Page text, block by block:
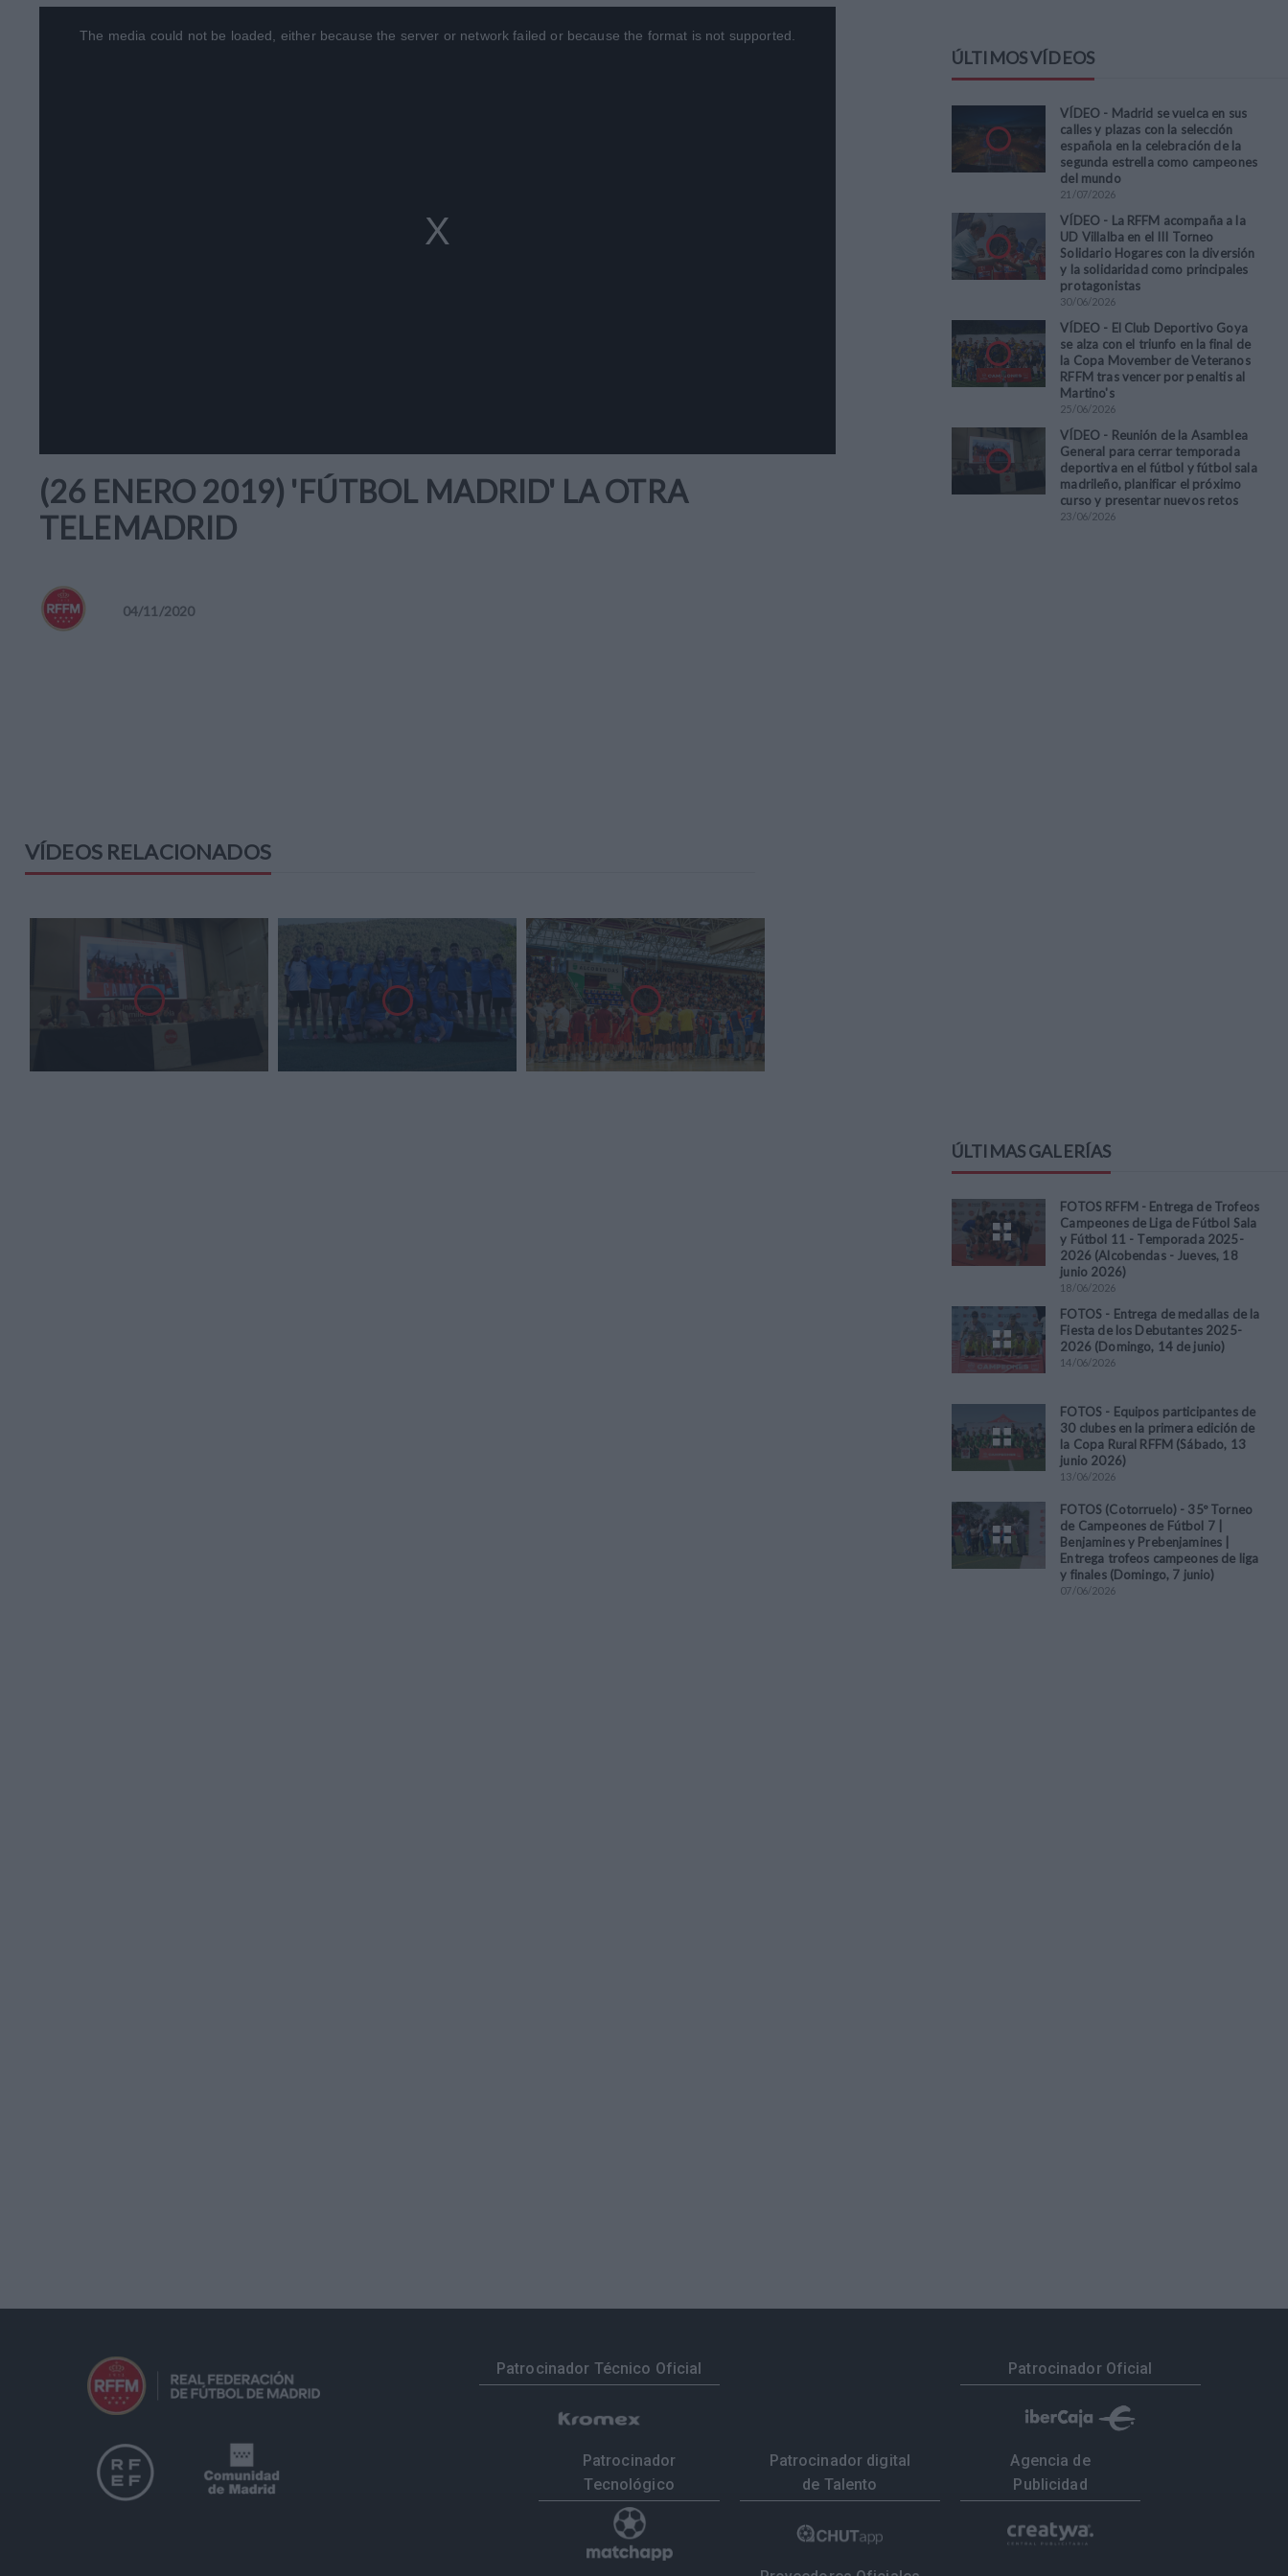
The media could not be loaded, either because the server or network failed or because the format is not supported.
(26 ENERO 2019) 'FÚTBOL MADRID' LA OTRA
TELEMADRID
04/11/2020
VÍDEOS RELACIONADOS
ÚLTIMOS VÍDEOS
VÍDEO - Madrid se vuelca en sus
calles y plazas con la selección
española en la celebración de la
segunda estrella como campeones
del mundo
21 /07/2026
VÍDEO - La RFFM acompaña a la
UD Villalba en el III Torneo
Solidario Hogares con la diversión
y la solidaridad como principales
protagonistas
30/06/2026
VÍDEO - El Club Deportivo Goya
se alza con el triunfo en la final de
la Copa Movember de Veteranos
RFFM tras vencer por penaltis al
Martino's
25/06/2026
VÍDEO - Reunión de la Asamblea
General para cerrar temporada
deportiva en el fútbol y fútbol sala
madrileño, planificar el próximo
curso y presentar nuevos retos
23/06/2026
ÚLTIMAS GALERÍAS
FOTOS RFFM - Entrega de Trofeos
Campeones de Liga de Fútbol Sala
y Fútbol 11 - Temporada 2025-
2026 (Alcobendas - Jueves, 18
junio 2026)
18/06/2026
FOTOS - Entrega de medallas de la
Fiesta de los Debutantes 2025-
2026 (Domingo, 14 de junio)
14/06/2026
FOTOS - Equipos participantes de
30 clubes en la primera edición de
la Copa Rural RFFM (Sábado, 13
junio 2026)
13/06/2026
FOTOS (Cotorruelo) - 35º Torneo
de Campeones de Fútbol 7 |
Benjamines y Prebenjamines |
Entrega trofeos campeones de liga
y finales (Domingo, 7 junio)
07/06/2026
Patrocinador Técnico Oficial Patrocinador Oficial
Patrocinador
Tecnológico
Patrocinador digital
de Talento
Agencia de
Publicidad